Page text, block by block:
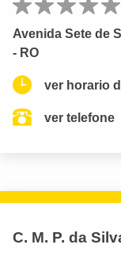
Avenida Sete de
- RO
ver horario
ver telefone
C. M. P. da